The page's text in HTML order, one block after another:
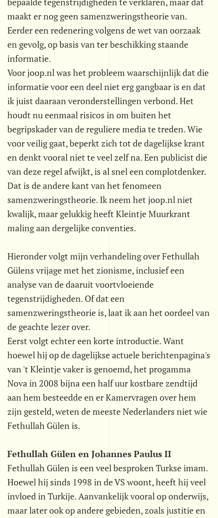
maakt er nog geen samenzweringstheorie van.
Eerder een redenering volgens de wet van oorzaak
en gevolg, op basis van ter beschikking staande
informatie.
Voor joop.nl was het probleem waarschijnlijk dat die
informatie voor een deel niet erg gangbaar is en dat
ik juist daaraan veronderstellingen verbond. Het
houdt nu eenmaal risicos in om buiten het
begripskader van de reguliere media te treden. Wie
voor veilig gaat, beperkt zich tot de dagelijkse krant
en denkt vooral niet te veel zelf na. Een publicist die
van deze regel afwijkt, is al snel een complotdenker.
Dat is de andere kant van het fenomeen
samenzweringstheorie. Ik neem het joop.nl niet
kwalijk, maar gelukkig heeft Kleintje Muurkrant
maling aan dergelijke conventies.
Hieronder volgt mijn verhandeling over Fethullah
Gülens vrijage met het zionisme, inclusief een
analyse van de daaruit voortvloeiende
tegenstrijdigheden. Of dat een
samenzweringstheorie is, laat ik aan het oordeel van
de geachte lezer over.
Eerst volgt echter een korte introductie. Want
hoewel hij op de dagelijkse actuele berichtenpagina's
van 't Kleintje vaker is genoemd, het progamma
Nova in 2008 bijna een half uur kostbare zendtijd
aan hem besteedde en er Kamervragen over hem
zijn gesteld, weten de meeste Nederlanders niet wie
Fethullah Gülen is.
Fethullah Gülen en Johannes Paulus II
Fethullah Gülen is een veel besproken Turkse imam.
Hoewel hij sinds 1998 in de VS woont, heeft hij veel
invloed in Turkije. Aanvankelijk vooral op onderwijs,
maar later ook op andere gebieden, zoals justitie en